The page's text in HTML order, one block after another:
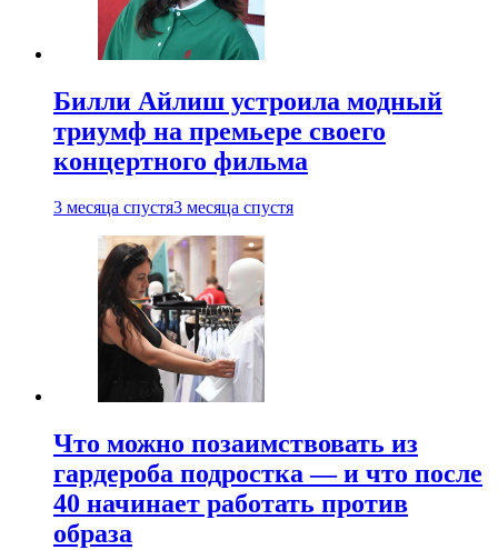
Билли Айлиш устроила модный
триумф на премьере своего
концертного фильма
3 месяца спустя3 месяца спустя
Что можно позаимствовать из
гардероба подростка — и что после
40 начинает работать против
образа